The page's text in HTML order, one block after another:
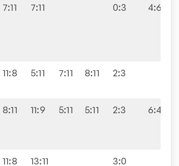
7:11 7:11 0:3 4:6
11:8 5:11 7:11 8:11 2:3
8:11 11:9 5:11 5:11 2:3 6:4
11:8 13:11 3:0